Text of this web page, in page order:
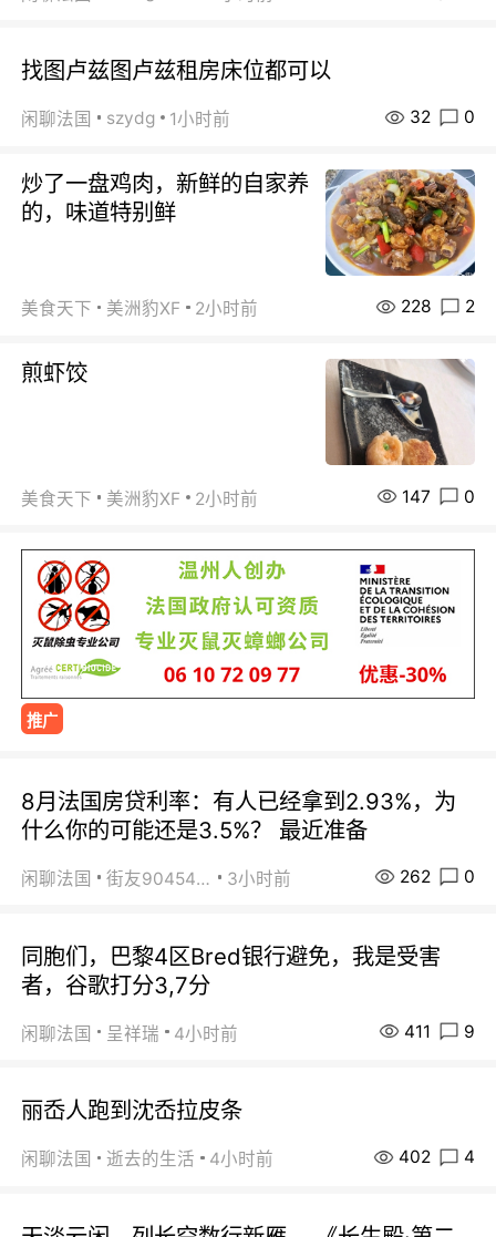
找图卢兹图卢兹租房床位都可以
闲聊法国 szydg 1小时前 32 0
炒了一盘鸡肉，新鲜的自家养
的，味道特别鲜
美食天下 美洲豹XF 2小时前 228 2
煎虾饺
美食天下 美洲豹XF 2小时前 147 0
推广
8月法国房贷利率：有人已经拿到2.93%，为
什么你的可能还是3.5%？ 最近准备
闲聊法国 街友90454511 3小时前 262 0
同胞们，巴黎4区Bred银行避免，我是受害
者，谷歌打分3,7分
闲聊法国 呈祥瑞 4小时前 411 9
丽岙人跑到沈岙拉皮条
闲聊法国 逝去的生活 4小时前 402 4